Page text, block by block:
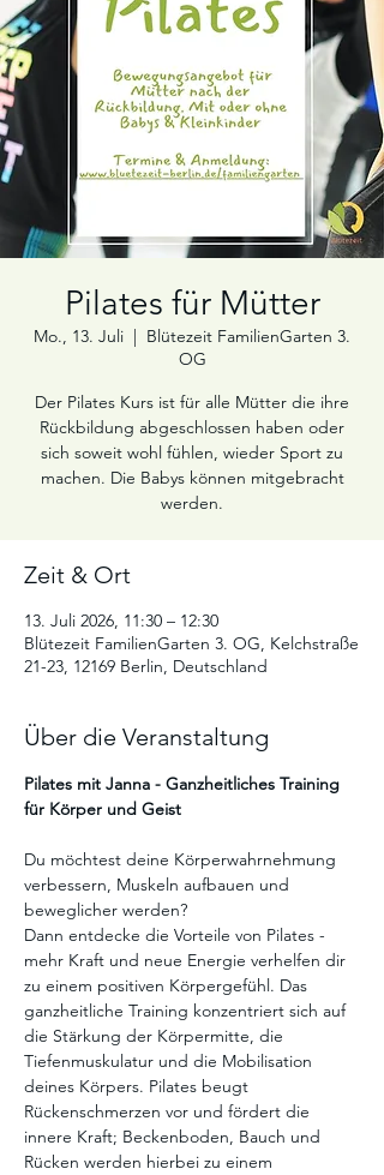
Pilates für Mütter
Mo., 13. Juli
  |
Blütezeit FamilienGarten 3.
OG
Der Pilates Kurs ist für alle Mütter die ihre
Rückbildung abgeschlossen haben oder
sich soweit wohl fühlen, wieder Sport zu
machen. Die Babys können mitgebracht
werden.
Zeit & Ort
13. Juli 2026, 11:30 – 12:30
Blütezeit FamilienGarten 3. OG, Kelchstraße
21-23, 12169 Berlin, Deutschland
Über die Veranstaltung
Pilates mit Janna - Ganzheitliches Training
für Körper und Geist
Du möchtest deine Körperwahrnehmung
verbessern, Muskeln aufbauen und
beweglicher werden?
Dann entdecke die Vorteile von Pilates -
mehr Kraft und neue Energie verhelfen dir
zu einem positiven Körpergefühl. Das
ganzheitliche Training konzentriert sich auf
die Stärkung der Körpermitte, die
Tiefenmuskulatur und die Mobilisation
deines Körpers. Pilates beugt
Rückenschmerzen vor und fördert die
innere Kraft; Beckenboden, Bauch und
Rücken werden hierbei zu einem